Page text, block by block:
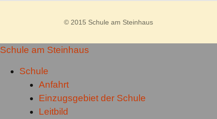
© 2015 Schule am Steinhaus
Schule am Steinhaus
Schule
Anfahrt
Einzugsgebiet der Schule
Leitbild